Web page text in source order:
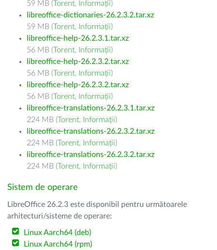
59 MB (Torent, Informații)
libreoffice-dictionaries-26.2.3.2.tar.xz
59 MB (Torent, Informații)
libreoffice-help-26.2.3.1.tar.xz
56 MB (Torent, Informații)
libreoffice-help-26.2.3.2.tar.xz
56 MB (Torent, Informații)
libreoffice-help-26.2.3.2.tar.xz
56 MB (Torent, Informații)
libreoffice-translations-26.2.3.1.tar.xz
224 MB (Torent, Informații)
libreoffice-translations-26.2.3.2.tar.xz
224 MB (Torent, Informații)
libreoffice-translations-26.2.3.2.tar.xz
224 MB (Torent, Informații)
Sistem de operare
LibreOffice 26.2.3 este disponibil pentru următoarele
arhitecturi/sisteme de operare:
Linux Aarch64 (deb)
Linux Aarch64 (rpm)